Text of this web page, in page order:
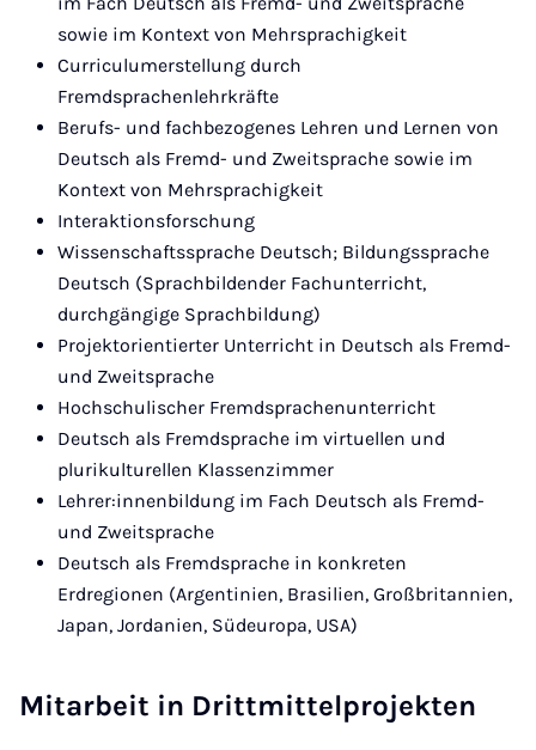
sowie im Kontext von Mehrsprachigkeit
Curriculumerstellung durch
Fremdsprachenlehrkräfte
Berufs- und fachbezogenes Lehren und Lernen von
Deutsch als Fremd- und Zweitsprache sowie im
Kontext von Mehrsprachigkeit
Interaktionsforschung
Wissenschaftssprache Deutsch; Bildungssprache
Deutsch (Sprachbildender Fachunterricht,
durchgängige Sprachbildung)
Projektorientierter Unterricht in Deutsch als Fremd-
und Zweitsprache
Hochschulischer Fremdsprachenunterricht
Deutsch als Fremdsprache im virtuellen und
plurikulturellen Klassenzimmer
Lehrer:innenbildung im Fach Deutsch als Fremd-
und Zweitsprache
Deutsch als Fremdsprache in konkreten
Erdregionen (Argentinien, Brasilien, Großbritannien,
Japan, Jordanien, Südeuropa, USA)
Mitarbeit in Drittmittelprojekten